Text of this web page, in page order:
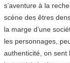
s’aventure à la
scène des êtres
la marge d’une
les personnages,
authenticité, on sent